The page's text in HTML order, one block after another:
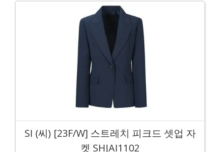
SI (씨) [23F/W] 스트레치 피크드 셋업 자
켓 SHJAI1102